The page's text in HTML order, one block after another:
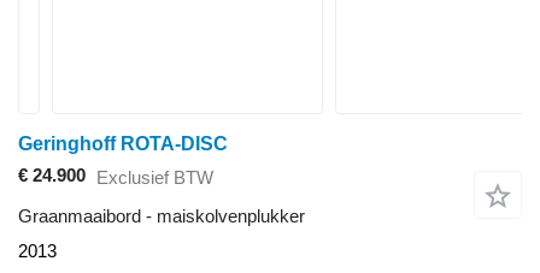
Geringhoff ROTA-DISC
€ 24.900 Exclusief BTW
Graanmaaibord - maiskolvenplukker
2013